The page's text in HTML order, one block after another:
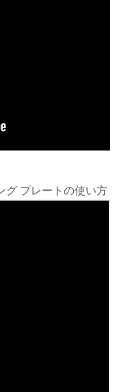
グ プレートの使い方